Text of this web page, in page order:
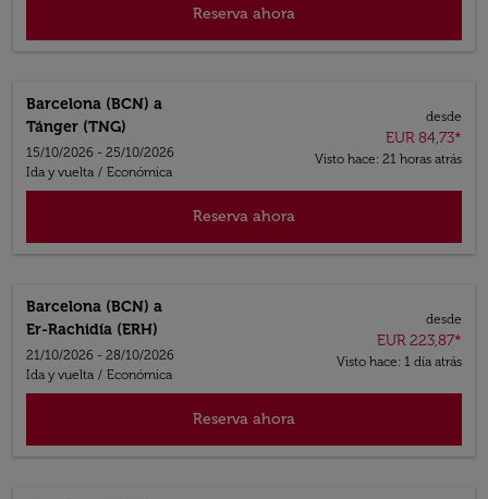
Reserva ahora
Barcelona (BCN) a
Tánger (TNG)
15/10/2026 - 25/10/2026
Ida y vuelta / Económica
desde
EUR 84,73*
Visto hace: 21 horas atrás
Reserva ahora
Barcelona (BCN) a
Er-Rachidía (ERH)
21/10/2026 - 28/10/2026
Ida y vuelta / Económica
desde
EUR 223,87*
Visto hace: 1 día atrás
Reserva ahora